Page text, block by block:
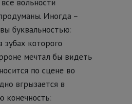
вольности
Иногда –
буквальностью:
зубах которого
мечтал бы видеть
по сцене во
вгрызается в
конечность: